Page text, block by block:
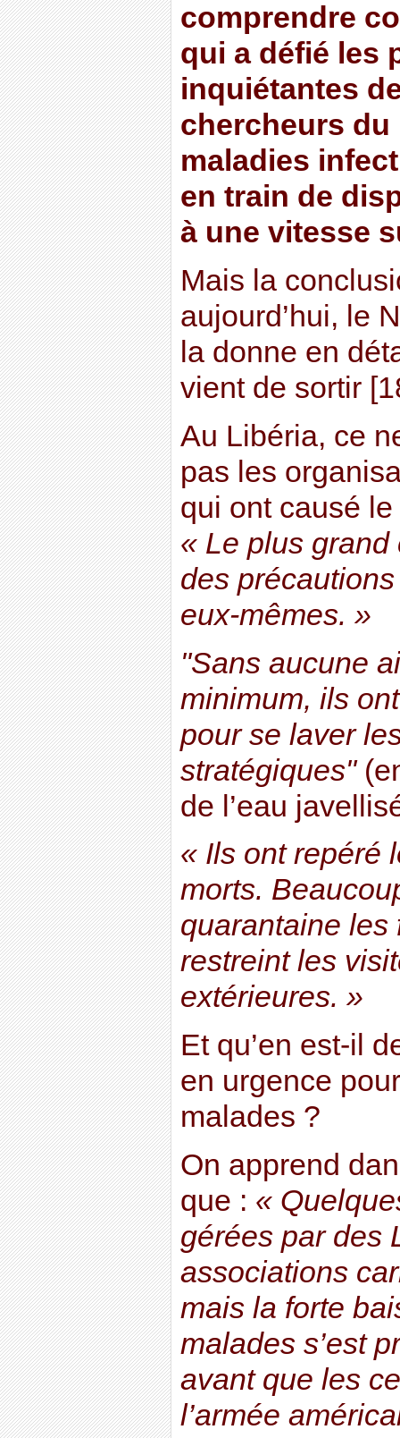
comprendre
qui a défié les
inquiétantes
chercheurs du
maladies
en train de
à une vitesse
Mais la
aujourd’hui, le
la donne en
vient de sortir
Au Libéria, ce
pas les
qui ont causé
« Le plus
des
eux-mêmes. »
"Sans aucune
minimum, ils
pour se laver
stratégiques"
de l’eau
« Ils ont repéré
morts.
quarantaine les
restreint les
extérieures. »
Et qu’en est-il
en urgence
malades ?
On apprend
que : «
gérées par des
associations
mais la forte
malades s’est
avant que les
l’armée